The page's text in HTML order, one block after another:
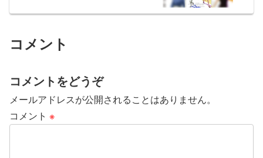
コメント
コメントをどうぞ
メールアドレスが公開されることはありません。
コメント ※